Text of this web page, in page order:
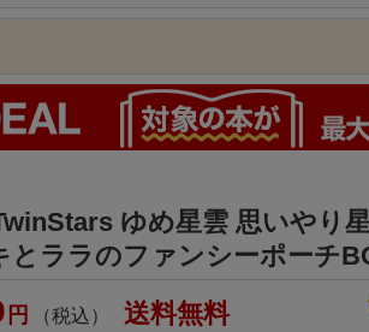
ゆめ星雲 思いやり
とララのファンシーポーチ
円 （税込） 送料無料